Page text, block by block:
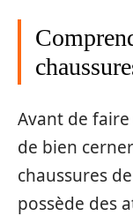
Avant de
de bien
chaussures
possède des